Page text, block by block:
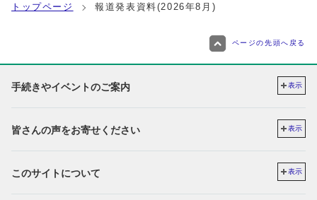
トップページ 報道発表資料(2026年8月)
ページの先頭へ戻る
手続きやイベントのご案内 表示
皆さんの声をお寄せください 表示
このサイトについて 表示